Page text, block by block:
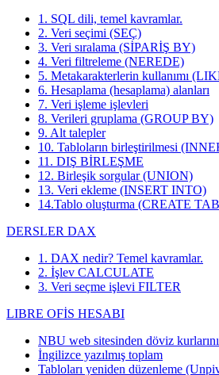
1. SQL dili, temel kavramlar.
2. Veri seçimi (SEÇ)
3. Veri sıralama (SİPARİŞ BY)
4. Veri filtreleme (NEREDE)
5. Metakarakterlerin kullanımı
6. Hesaplama (hesaplama) alanları
7. Veri işleme işlevleri
8. Verileri gruplama (GROUP BY)
9. Alt talepler
10. Tabloların birleştirilmesi
11. DIŞ BİRLEŞME
12. Birleşik sorgular (UNION)
13. Veri ekleme (INSERT INTO)
14.Tablo oluşturma (CREATE
DERSLER DAX
1. DAX nedir? Temel kavramlar.
2. İşlev CALCULATE
3. Veri seçme işlevi FILTER
LIBRE OFİS HESABI
NBU web sitesinden döviz
İngilizce yazılmış toplam
Tabloları yeniden düzenleme